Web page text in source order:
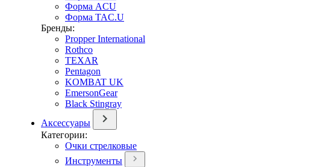
Форма ACU
Форма TAC.U
Бренды:
Propper International
Rothco
TEXAR
Pentagon
KOMBAT UK
EmersonGear
Black Stingray
Аксессуары
Категории:
Очки стрелковые
Инструменты